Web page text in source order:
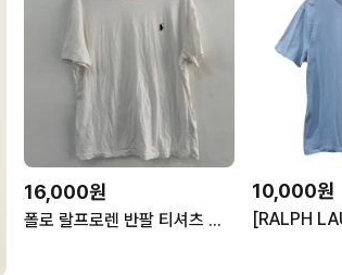
16,000원
폴로 랄프로렌 반팔 티셔츠 화이트
10,000원